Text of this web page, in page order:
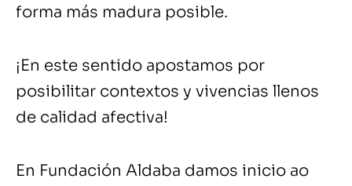
forma más madura posible.
¡En este sentido apostamos por
posibilitar contextos y vivencias llenos
de calidad afectiva!
En Fundación Aldaba damos inicio ao